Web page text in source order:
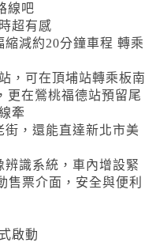
線吧
超有感
減約20分鐘車程 轉乘
，可在頂埔站轉乘板南
更在鶯桃福德站預留尾
牽
，還能直達新北市美
識系統，車內增設緊
售票介面，安全與便利
啟動